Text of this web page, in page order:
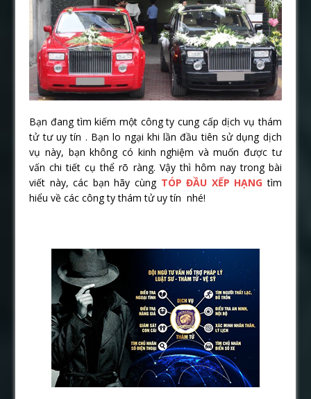
Bạn đang tìm kiếm một công ty cung cấp dịch vụ thám
tử tư uy tín . Bạn lo ngại khi lần đầu tiên sử dụng dịch
vụ này, bạn không có kinh nghiệm và muốn được tư
vấn chi tiết cụ thể rõ ràng. Vậy thì hôm nay trong bài
viết này, các bạn hãy cùng TÓP ĐẦU XẾP HẠNG tìm
hiểu về các công ty thám tử uy tín nhé!